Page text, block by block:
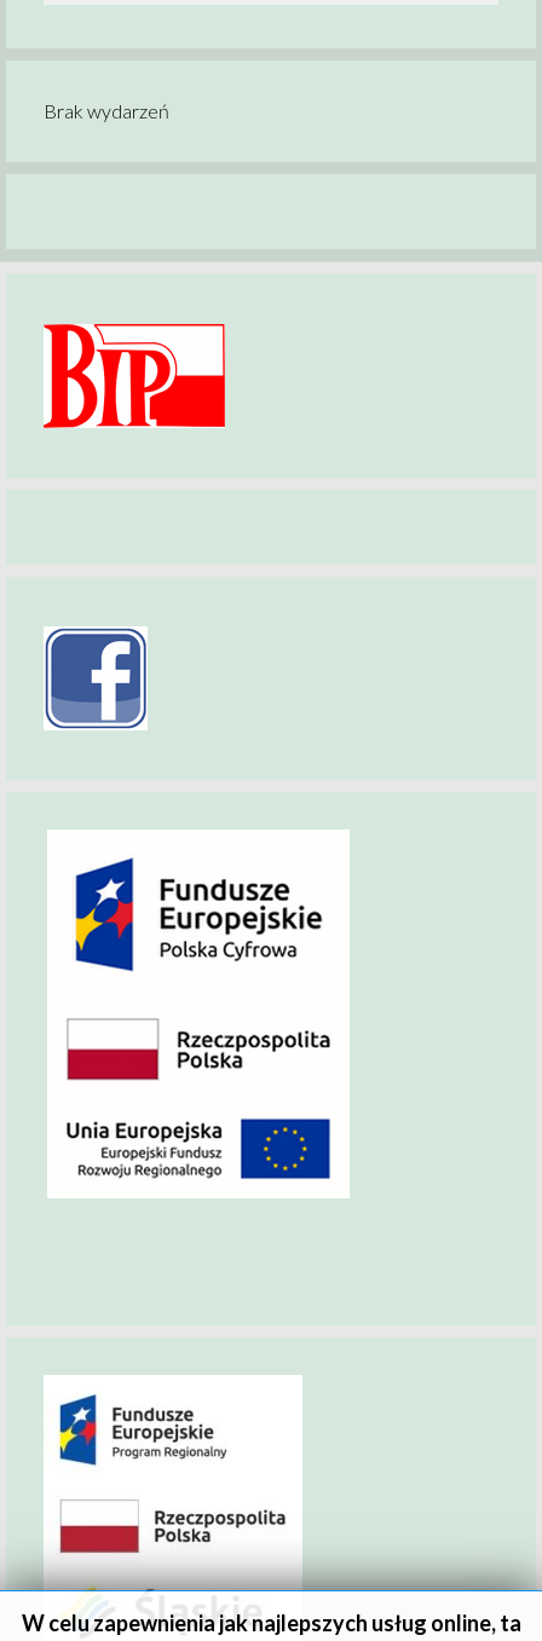
Brak wydarzeń
W celu zapewnienia jak najlepszych usług online, ta